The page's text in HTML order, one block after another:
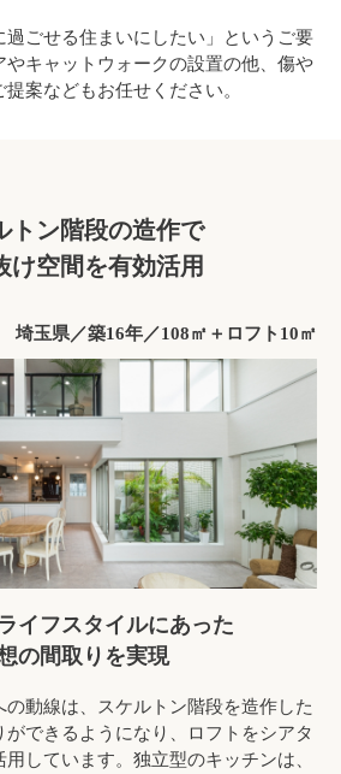
過ごせる住まいにしたい」というご要
やキャットウォークの設置の他、傷や
案などもお任せください。
トン階段の造作で
け空間を有効活用
埼玉県／築16年／108㎡＋ロフト10㎡
イフスタイルにあった
の間取りを実現
動線は、スケルトン階段を造作した
ができるようになり、ロフトをシアタ
しています。独立型のキッチンは、